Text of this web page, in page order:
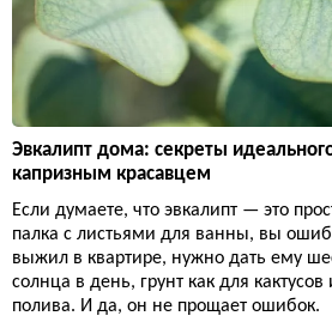
Эвкалипт дома: секреты
капризным красавцем
Если думаете, что эвкалипт — это
палка с листьями для ванны, вы
выжил в квартире, нужно дать ему
солнца в день, грунт как для
полива. И да, он не прощает ошибок.